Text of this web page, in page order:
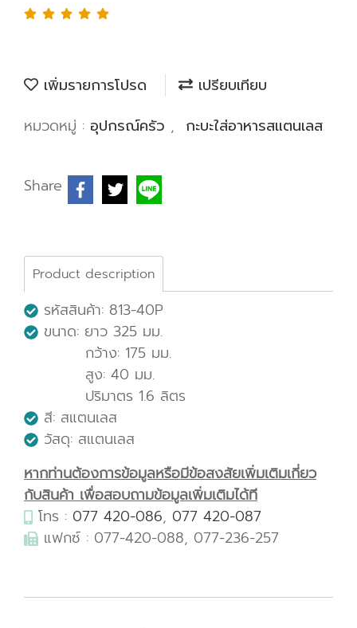
เพิ่มรายการโปรด
เปรียบเทียบ
หมวดหมู่ : อุปกรณ์ครัว , กะบะใส่อาหารสแตนเลส
Share
Product description
รหัสสินค้า: 813-40P
ขนาด: ยาว 325 มม.
กว้าง: 175 มม.
สูง: 40 มม.
ปริมาตร 1.6 ลิตร
สี: สแตนเลส
วัสดุ: สแตนเลส
หากท่านต้องการข้อมูลหรือมีข้อสงสัยเพิ่มเติมเกี่ยว
กับสินค้า เพื่อสอบถามข้อมูลเพิ่มเติมได้ที
โทร : 077 420-086, 077 420-087
แฟกซ์ : 077-420-088, 077-236-257